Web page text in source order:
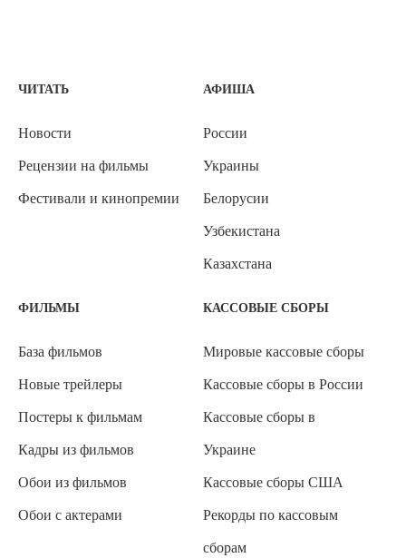
ЧИТАТЬ
Новости
Рецензии на фильмы
Фестивали и кинопремии
АФИША
России
Украины
Белорусии
Узбекистана
Казахстана
ФИЛЬМЫ
База фильмов
Новые трейлеры
Постеры к фильмам
Кадры из фильмов
Обои из фильмов
Обои с актерами
КАССОВЫЕ СБОРЫ
Мировые кассовые сборы
Кассовые сборы в России
Кассовые сборы в
Украине
Кассовые сборы США
Рекорды по кассовым
сборам